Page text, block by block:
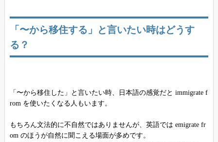
「〜から移住する」と言いたい時はどうす
る？
「〜から移住した」と言いたい時、日本語の感覚だと immigrate f
rom を使いたくなる人もいます。
もちろん文法的に不自然ではありませんが、英語では emigrate fr
om のほうが自然に聞こえる場面が多めです。